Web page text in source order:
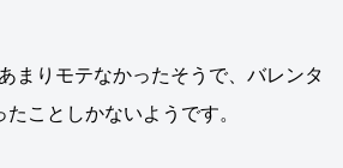
まりモテなかったそうで、バレンタ
ことしかないようです。